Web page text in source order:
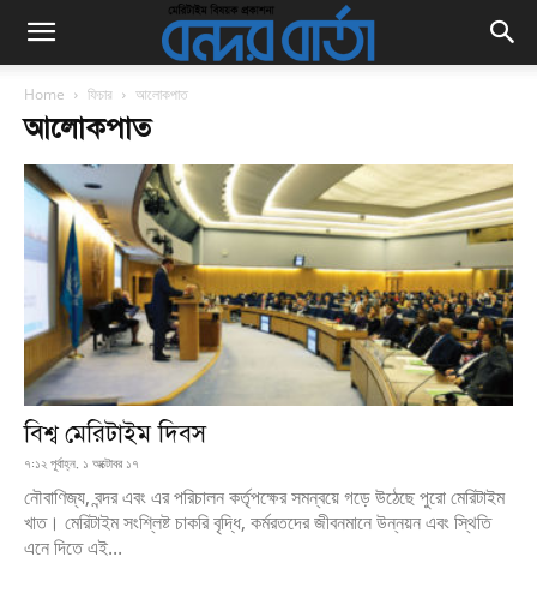
Home ফিচার আলোকপাত
আলোকপাত
বিশ্ব মেরিটাইম দিবস
৭:১২ পূর্বাহ্ন, ১ অক্টোবর ১৭
নৌবাণিজ্য, বন্দর এবং এর পরিচালন কর্তৃপক্ষের সমন্বয়ে গড়ে উঠেছে পুরো মেরিটাইম
খাত। মেরিটাইম সংশ্লিষ্ট চাকরি বৃদ্ধি, কর্মরতদের জীবনমানে উন্নয়ন এবং স্থিতি
এনে দিতে এই...